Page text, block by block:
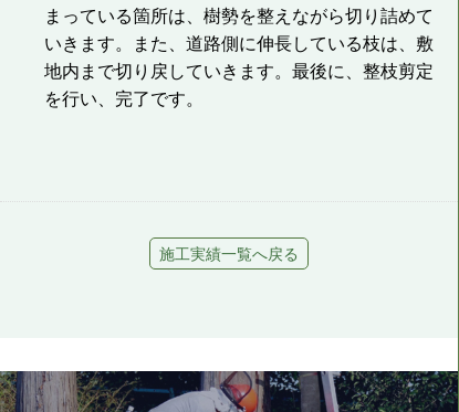
まっている箇所は、樹勢を整えながら切り詰めて
いきます。また、道路側に伸長している枝は、敷
地内まで切り戻していきます。最後に、整枝剪定
を行い、完了です。
施工実績一覧へ戻る